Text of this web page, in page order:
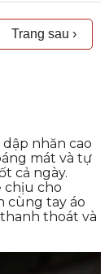
Trang sau ›
nhăn cao
mát và tự
cả ngày.
chịu cho
cùng tay áo
thoát và